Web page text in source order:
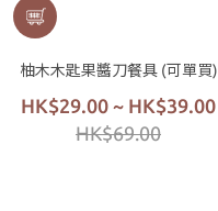
柚木木匙果醬刀餐具 (可單買)
HK$29.00 ~ HK$39.00
HK$69.00